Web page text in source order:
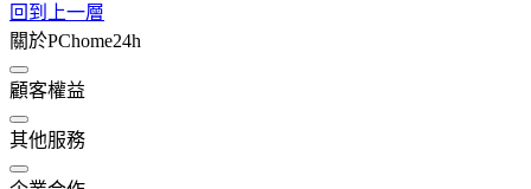
回到上一層
關於PChome24h
顧客權益
其他服務